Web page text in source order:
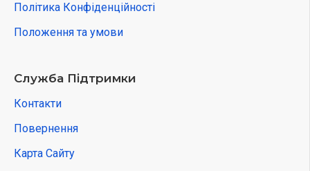
Політика Конфіденційності
Положення та умови
Служба Підтримки
Контакти
Повернення
Карта Сайту